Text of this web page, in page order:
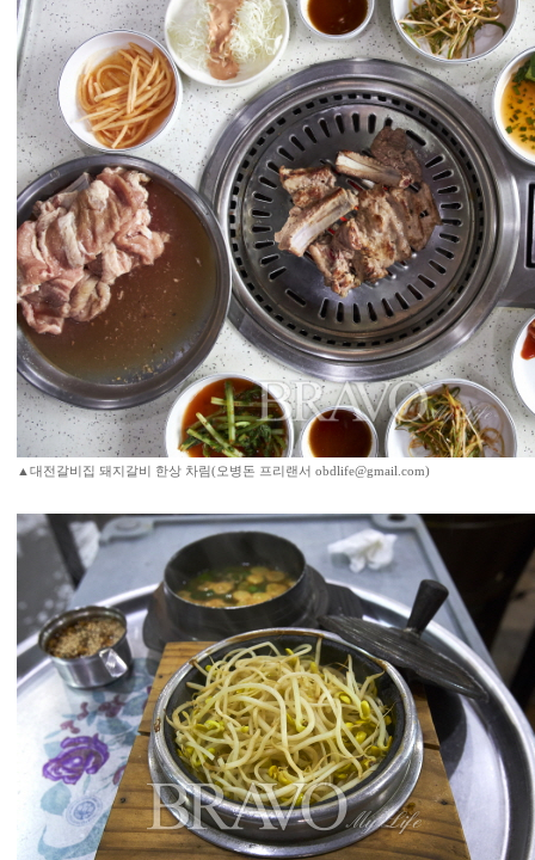
▲대전갈비집 돼지갈비 한상 차림(오병돈 프리랜서 obdlife@gmail.com)